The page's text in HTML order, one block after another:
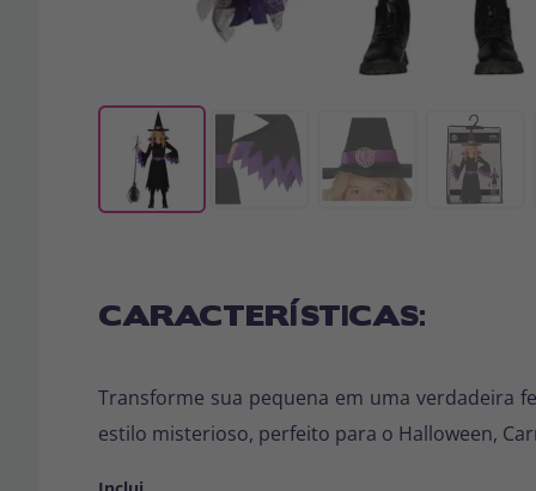
CARACTERÍSTICAS:
Transforme sua pequena em uma verdadeira
estilo misterioso, perfeito para o Halloween,